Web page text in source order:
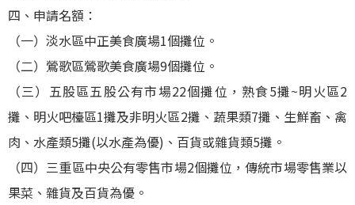
四、申請名額：
（一）淡水區中正美食廣場1個攤位。
（二）鶯歌區鶯歌美食廣場9個攤位。
（三）五股區五股公有市場22個攤位，熟食5攤~明火區2
攤、明火吧檯區1攤及非明火區2攤、蔬果類7攤、生鮮畜、禽
肉、水產類5攤(以水產為優)、百貨或雜貨類5攤。
（四）三重區中央公有零售市場2個攤位，傳統市場零售業以
果菜、雜貨及百貨為優。